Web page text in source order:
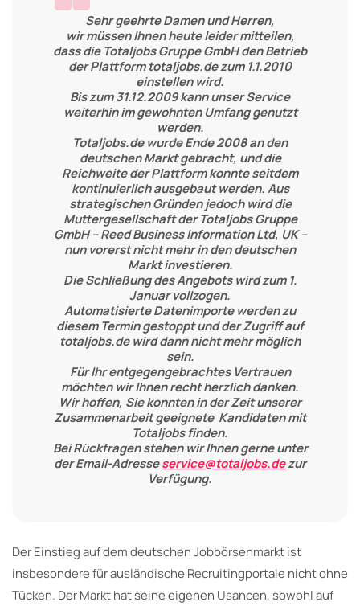
Sehr geehrte Damen und Herren,
wir müssen Ihnen heute leider mitteilen,
dass die Totaljobs Gruppe GmbH den Betrieb
der Plattform totaljobs.de zum 1.1.2010
einstellen wird.
Bis zum 31.12.2009 kann unser Service
weiterhin im gewohnten Umfang genutzt
werden.
Totaljobs.de wurde Ende 2008 an den
deutschen Markt gebracht, und die
Reichweite der Plattform konnte seitdem
kontinuierlich ausgebaut werden. Aus
strategischen Gründen jedoch wird die
Muttergesellschaft der Totaljobs Gruppe
GmbH – Reed Business Information Ltd, UK –
nun vorerst nicht mehr in den deutschen
Markt investieren.
Die Schließung des Angebots wird zum 1.
Januar vollzogen.
Automatisierte Datenimporte werden zu
diesem Termin gestoppt und der Zugriff auf
totaljobs.de wird dann nicht mehr möglich
sein.
Für Ihr entgegengebrachtes Vertrauen
möchten wir Ihnen recht herzlich danken.
Wir hoffen, Sie konnten in der Zeit unserer
Zusammenarbeit geeignete Kandidaten mit
Totaljobs finden.
Bei Rückfragen stehen wir Ihnen gerne unter
der Email-Adresseservice@totaljobs.dezur
Verfügung.
Der Einstieg auf dem deutschen Jobbörsenmarkt ist
insbesondere für ausländische Recruitingportale nicht ohne
Tücken. Der Markt hat seine eigenen Usancen, sowohl auf